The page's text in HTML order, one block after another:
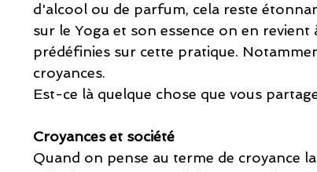
d'alcool ou de parfum, cela reste
sur le Yoga et son essence on en
prédéfinies sur cette pratique.
croyances.
Est-ce là quelque chose que vous
Croyances et société
Quand on pense au terme de croyance